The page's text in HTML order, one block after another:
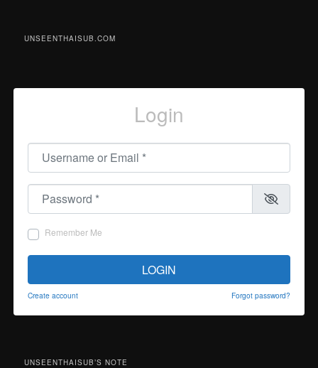
UNSEENTHAISUB.COM
Login
Username or Email
Password
Remember Me
LOGIN
Create account Forgot password?
UNSEENTHAISUB’S NOTE